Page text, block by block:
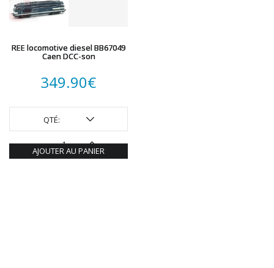
REE locomotive diesel BB67049
Caen DCC-son
349.90€
QTÉ:
AJOUTER AU PANIER